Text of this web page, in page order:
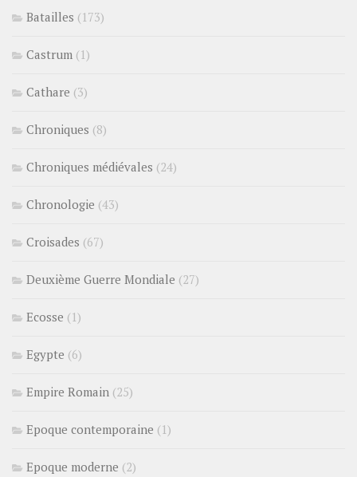
Batailles (173)
Castrum (1)
Cathare (3)
Chroniques (8)
Chroniques médiévales (24)
Chronologie (43)
Croisades (67)
Deuxième Guerre Mondiale (27)
Ecosse (1)
Egypte (6)
Empire Romain (25)
Epoque contemporaine (1)
Epoque moderne (2)